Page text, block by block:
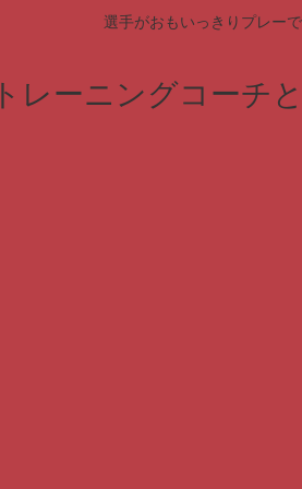
選手がおもいっきりプレー
トレーニングコーチ